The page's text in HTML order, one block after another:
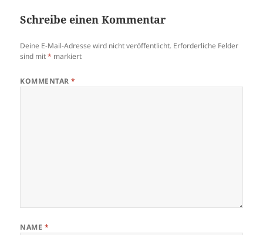
Schreibe einen Kommentar
Deine E-Mail-Adresse wird nicht veröffentlicht. Erforderliche Felder
sind mit* markiert
KOMMENTAR*
NAME *